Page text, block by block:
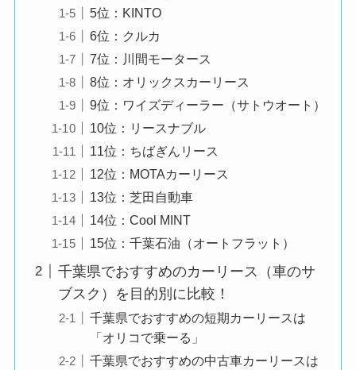
5位：KINTO
6位：クルカ
7位：川間モータース
8位：オリックスカーリース
9位：ワイズディーラー（サトウオート）
10位：リースナブル
11位：ちばぎんリース
12位：MOTAカーリース
13位：芝田自動車
14位：Cool MINT
15位：千葉石油（オートフラット）
千葉県でおすすめのカーリース（車のサ
ブスク）を目的別に比較！
千葉県でおすすめの短期カーリースは
「オリコで乗ーる」
千葉県でおすすめの中古車カーリースは